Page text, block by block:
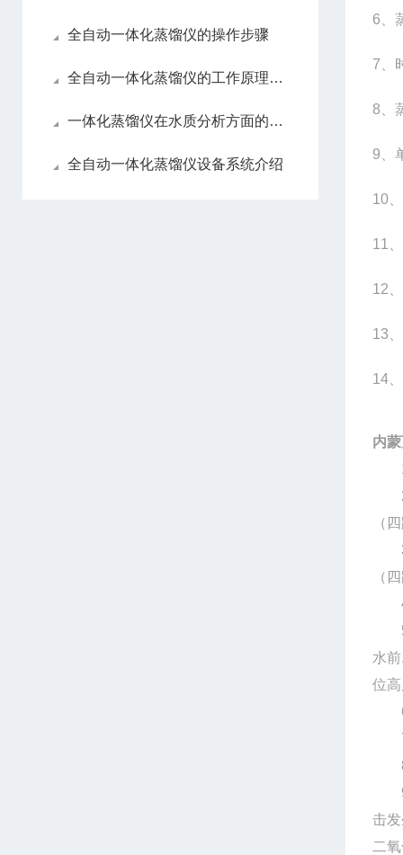
全自动一体化蒸馏仪的操作步骤
全自动一体化蒸馏仪的工作原理及特点
一体化蒸馏仪在水质分析方面的应用
全自动一体化蒸馏仪设备系统介绍
6
7
8
9
10
11
12
13
14
内
1
2
（
3
（
4
5
水
位
6
7
8
击
二